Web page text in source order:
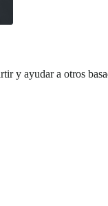
y ayudar a otros